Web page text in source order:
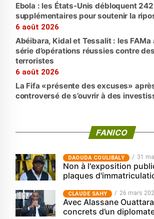
Ebola : les États-Unis débloquent
supplémentaires pour soutenir la
6 août 2026
Abéibara, Kidal et Tessalit : les FAMa
série d’opérations réussies contre
terroristes
6 août 2026
La Fifa «présente des excuses»
controversé de s’ouvrir à des
FANICO
‎DAOUDA COULIBALY 31
Non à l'exposition
plaques
CLAUDE SAHY 26 mars
Avec Alassane
concrets d’un